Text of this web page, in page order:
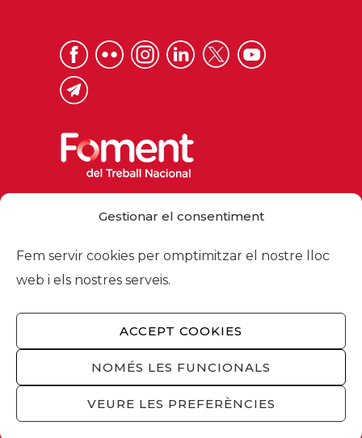
Gestionar el consentiment
Fem servir cookies per omptimitzar el nostre lloc
web i els nostres serveis.
ACCEPT COOKIES
NOMÉS LES FUNCIONALS
VEURE LES PREFERÈNCIES
foment@foment.com
© 2026 - Foment del Treball Nacional
Nosaltres
privacitat/ Política cookies/Privacitat
xarxes socials